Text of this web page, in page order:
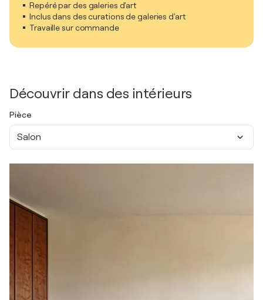
Repéré par des galeries d'art
Inclus dans des curations de galeries d'art
Travaille sur commande
Découvrir dans des intérieurs
Pièce
Salon